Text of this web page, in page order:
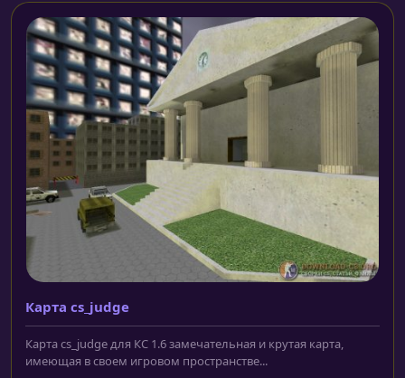
Карта cs_judge
Карта cs_judge для КС 1.6 замечательная и крутая карта,
имеющая в своем игровом пространстве...